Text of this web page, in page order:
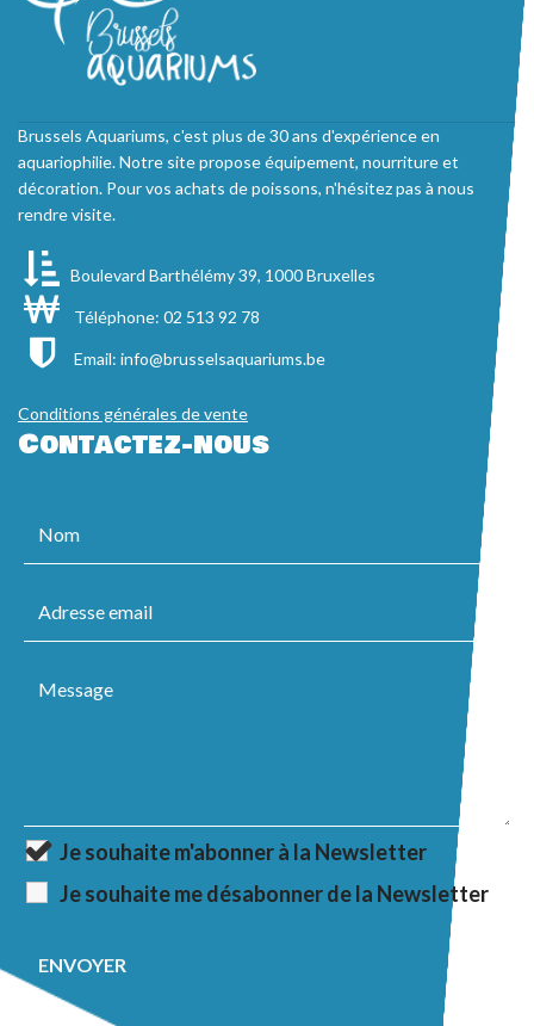
Brussels Aquariums, c'est plus de 30 ans d'expérience en
aquariophilie. Notre site propose équipement, nourriture et
décoration. Pour vos achats de poissons, n'hésitez pas à nous
rendre visite.
Boulevard Barthélémy 39, 1000 Bruxelles
Téléphone: 02 513 92 78
Email: info@brusselsaquariums.be
Conditions générales de vente
Contactez-nous
Je souhaite m'abonner à la Newsletter
Je souhaite me désabonner de la Newsletter